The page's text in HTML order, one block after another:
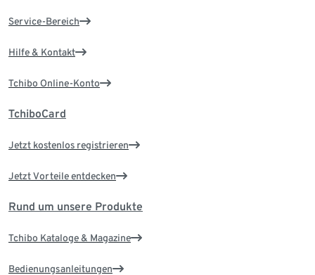
Service-Bereich
Hilfe & Kontakt
Tchibo Online-Konto
TchiboCard
Jetzt kostenlos registrieren
Jetzt Vorteile entdecken
Rund um unsere Produkte
Tchibo Kataloge & Magazine
Bedienungsanleitungen